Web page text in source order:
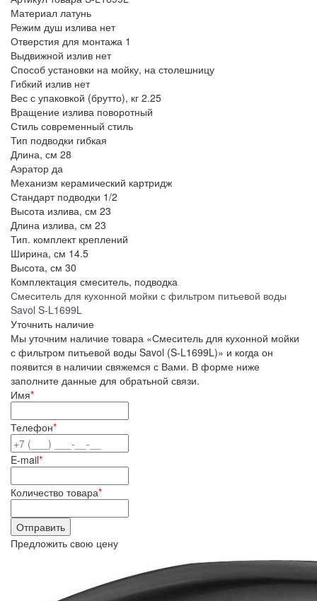
Материал латунь
Режим душ излива нет
Отверстия для монтажа 1
Выдвижной излив нет
Способ установки на мойку, на столешницу
Гибкий излив нет
Вес с упаковкой (брутто), кг 2.25
Вращение излива поворотный
Стиль современный стиль
Тип подводки гибкая
Длина, см 28
Аэратор да
Механизм керамический картридж
Стандарт подводки 1/2
Высота излива, см 23
Длина излива, см 23
Тип. комплект креплений
Ширина, см 14.5
Высота, см 30
Комплектация смеситель, подводка
Смеситель для кухонной мойки с фильтром питьевой воды
Savol S-L1699L
Уточнить наличие
Мы уточним наличие товара «Смеситель для кухонной мойки
с фильтром питьевой воды Savol (S-L1699L)» и когда он
появится в наличии свяжемся с Вами. В форме ниже
заполните данные для обратьной связи.
Имя*
Телефон*
E-mail*
Количество товара*
Предложить свою цену